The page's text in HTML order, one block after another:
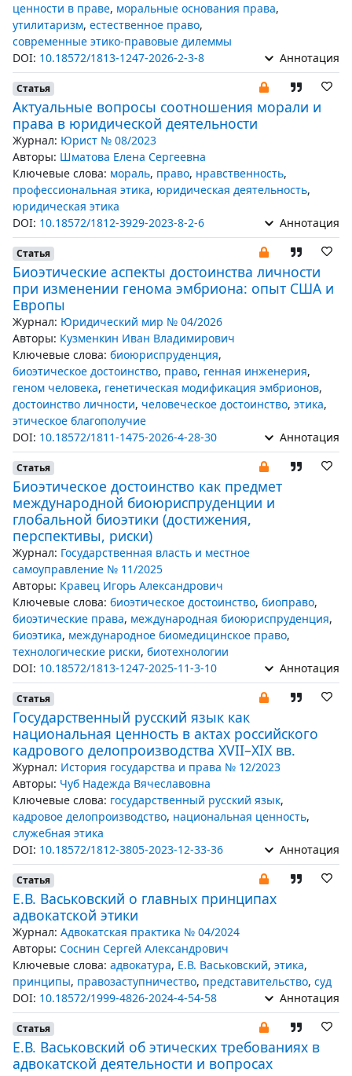
ценности в праве, моральные основания права,
утилитаризм, естественное право,
современные этико-правовые дилеммы
DOI: 10.18572/1813-1247-2026-2-3-8 Аннотация
Статья
Актуальные вопросы соотношения морали и
права в юридической деятельности
Журнал: Юрист № 08/2023
Авторы: Шматова Елена Сергеевна
Ключевые слова: мораль, право, нравственность,
профессиональная этика, юридическая деятельность,
юридическая этика
DOI: 10.18572/1812-3929-2023-8-2-6 Аннотация
Статья
Биоэтические аспекты достоинства личности
при изменении генома эмбриона: опыт США и
Европы
Журнал: Юридический мир № 04/2026
Авторы: Кузменкин Иван Владимирович
Ключевые слова: биоюриспруденция,
биоэтическое достоинство, право, генная инженерия,
геном человека, генетическая модификация эмбрионов,
достоинство личности, человеческое достоинство, этика,
этическое благополучие
DOI: 10.18572/1811-1475-2026-4-28-30 Аннотация
Статья
Биоэтическое достоинство как предмет
международной биоюриспруденции и
глобальной биоэтики (достижения,
перспективы, риски)
Журнал: Государственная власть и местное
самоуправление № 11/2025
Авторы: Кравец Игорь Александрович
Ключевые слова: биоэтическое достоинство, биоправо,
биоэтические права, международная биоюриспруденция,
биоэтика, международное биомедицинское право,
технологические риски, биотехнологии
DOI: 10.18572/1813-1247-2025-11-3-10 Аннотация
Статья
Государственный русский язык как
национальная ценность в актах российского
кадрового делопроизводства XVII–XIX вв.
Журнал: История государства и права № 12/2023
Авторы: Чуб Надежда Вячеславовна
Ключевые слова: государственный русский язык,
кадровое делопроизводство, национальная ценность,
служебная этика
DOI: 10.18572/1812-3805-2023-12-33-36 Аннотация
Статья
Е.В. Васьковский о главных принципах
адвокатской этики
Журнал: Адвокатская практика № 04/2024
Авторы: Соснин Сергей Александрович
Ключевые слова: адвокатура, Е.В. Васьковский, этика,
принципы, правозаступничество, представительство, суд
DOI: 10.18572/1999-4826-2024-4-54-58 Аннотация
Статья
Е.В. Васьковский об этических требованиях в
адвокатской деятельности и вопросах